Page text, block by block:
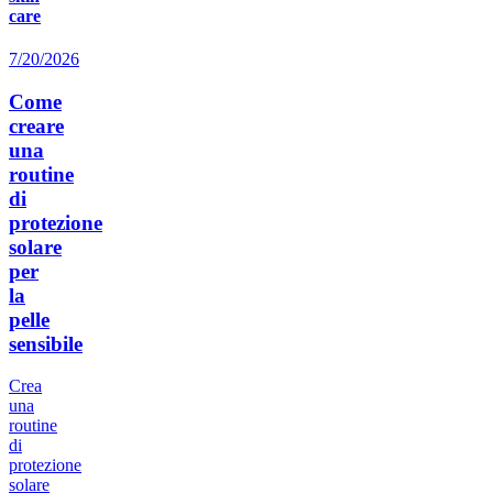
care
7/20/2026
Come
creare
una
routine
di
protezione
solare
per
la
pelle
sensibile
Crea
una
routine
di
protezione
solare